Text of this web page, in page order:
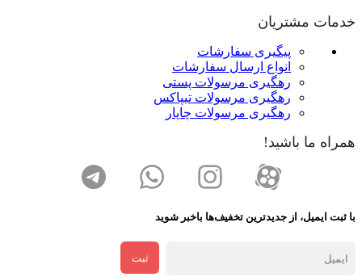
خدمات مشتریان
پیگیری سفارشات
انواع ارسال سفارشات
رهگیری مرسولات پستی
رهگیری مرسولات تیپاکس
رهگیری مرسولات چاپار
همراه ما باشید!
با ثبت ایمیل، از جدید‌ترین تخفیف‌ها با‌خبر شوید
ثبت